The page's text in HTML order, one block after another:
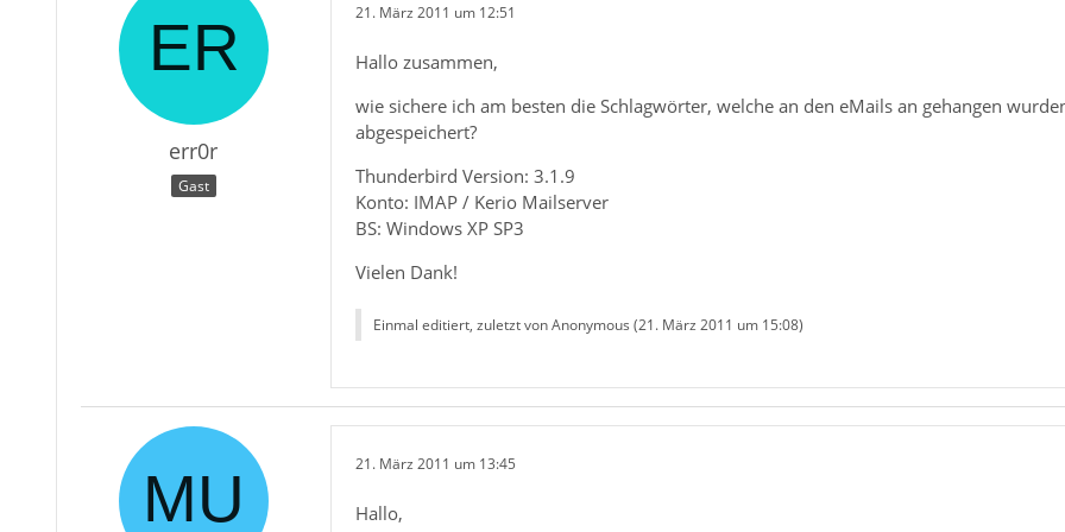
err0r
Gast
21. März 2011 um 12:51
Hallo zusammen,
wie sichere ich am besten die Schlagwörter, welche an den eMails an gehangen
abgespeichert?
Thunderbird Version: 3.1.9
Konto: IMAP / Kerio Mailserver
BS: Windows XP SP3
Vielen Dank!
Einmal editiert, zuletzt von Anonymous (21. März 2011 um 15:08)
21. März 2011 um 13:45
Hallo,